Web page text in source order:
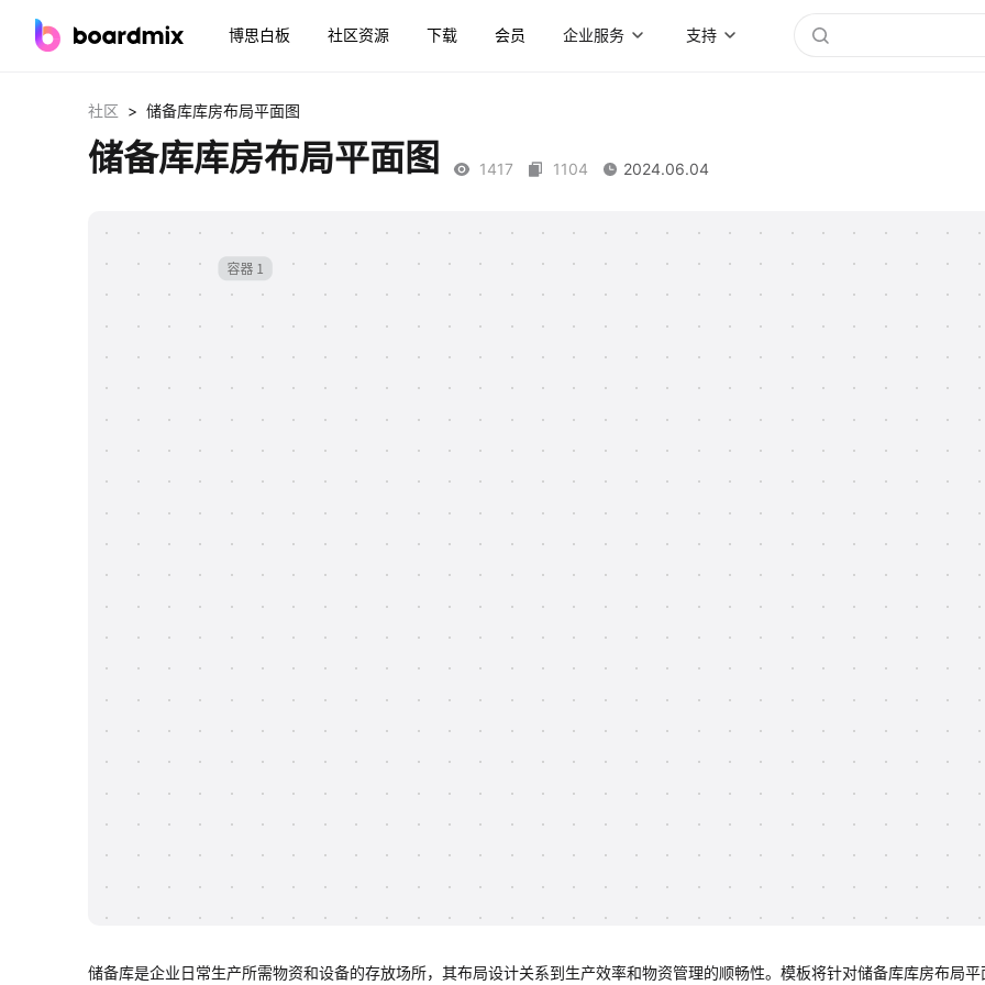
博思白板 社区资源 下载 会员 企业服务 支持
社区 > 储备库库房布局平面图
储备库库房布局平面图 1417 1104 2024.06.04
储备库是企业日常生产所需物资和设备的存放场所，其布局设计关系到生产效率和物资管理的顺畅性。模板将针对储备库库房布局平